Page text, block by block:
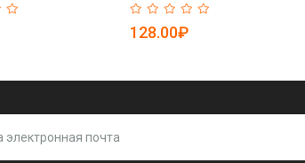
25-19085577)
Mercedes W202 203 (арт. 25-
19085300)
128.00₽